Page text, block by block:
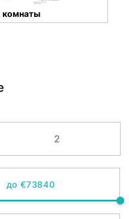
комнаты
2
до €